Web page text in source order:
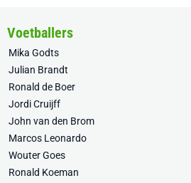
Voetballers
Mika Godts
Julian Brandt
Ronald de Boer
Jordi Cruijff
John van den Brom
Marcos Leonardo
Wouter Goes
Ronald Koeman